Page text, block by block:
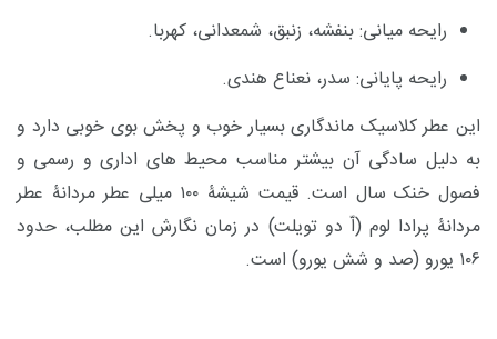
رایحه میانی: بنفشه، زنبق، شمعدانی، کهربا.
رایحه پایانی: سدر، نعناع هندی.
این عطر کلاسیک ماندگاری بسیار خوب و پخش بوی خوبی دارد و
به دلیل سادگی آن بیشتر مناسب محیط های اداری و رسمی و
فصول خنک سال است.
قیمت شیشۀ ۱۰۰ میلی عطر مردانۀ عطر
مردانۀ پرادا لوم (اّ دو تویلت) در زمان نگارش این مطلب، حدود
۱۰۶ یورو (صد و شش یورو) است.